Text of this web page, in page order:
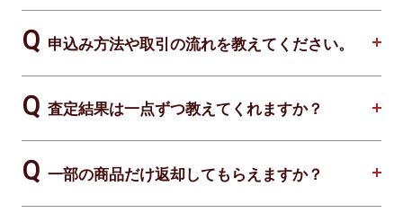
申込み方法や取引の流れを教えてください。
査定結果は一点ずつ教えてくれますか？
一部の商品だけ返却してもらえますか？